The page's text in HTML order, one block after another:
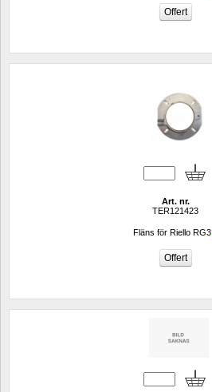
Art. nr.
TER121423
Fläns för Riello RG3